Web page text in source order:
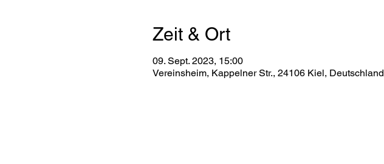
Zeit & Ort
09. Sept. 2023, 15:00
Vereinsheim, Kappelner Str., 24106 Kiel, Deutschland